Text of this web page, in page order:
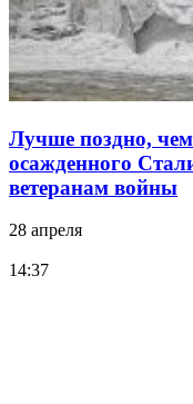
Лучше поздно,
осажденного
ветеранам войны
28 апреля
14:37